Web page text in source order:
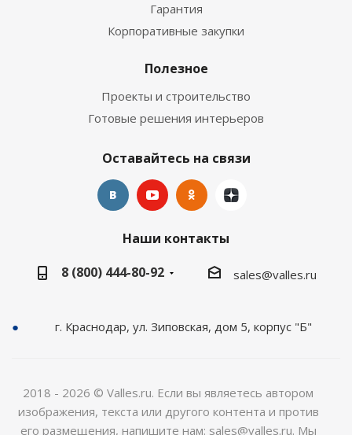
Гарантия
Корпоративные закупки
Полезное
Проекты и строительство
Готовые решения интерьеров
Оставайтесь на связи
Наши контакты
8 (800) 444-80-92
sales@valles.ru
г. Краснодар, ул. Зиповская, дом 5, корпус "Б"
2018 - 2026 © Valles.ru. Если вы являетесь автором
изображения, текста или другого контента и против
его размещения, напишите нам: sales@valles.ru. Мы